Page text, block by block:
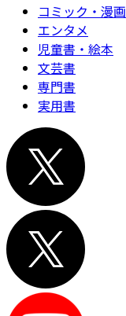
コミック・漫画
エンタメ
児童書・絵本
文芸書
専門書
実用書